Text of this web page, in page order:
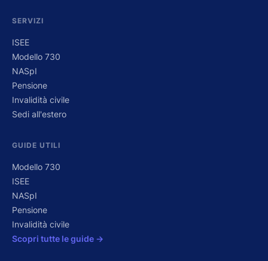
SERVIZI
ISEE
Modello 730
NASpI
Pensione
Invalidità civile
Sedi all'estero
GUIDE UTILI
Modello 730
ISEE
NASpI
Pensione
Invalidità civile
Scopri tutte le guide →